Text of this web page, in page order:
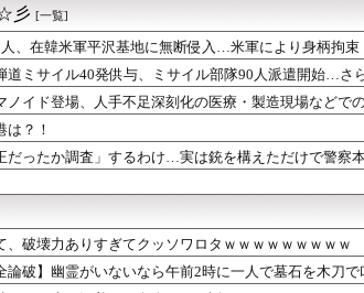
いぽいラジオ始まるっぽいよー！！」
通に作れるんか？
肉痛になった」
』←これｗｗｗｗｗｗｗｗｗｗｗｗｗｗｗｗｗｗ
プでトラックと衝突したドラレコが（ノ∇`）
判定は許さない」
烈な下ネタ音声が垂れ流される 全乗客困惑の音声...
法使い「……分かりました」
路に 財源5兆円見通し立たず
（いいちこ）をズボンのポケットに入れて万...
、一掃されるべき』2002年W杯の主役たちが苦...
で市の権力を奪った1967年1月
休めと言いつつ休むな」矛盾にネット呆れ
彡 [一覧]
、在韓米軍平沢基地に無断侵入…米軍により身柄拘束
道ミサイル40発供与、ミサイル部隊90人派遣開始…さ
ノイド登場、人手不足深刻化の医療・製造現場などで
は？！
ったか調査」するわけ…実は銃を構えただけで警察
、破壊力ありすぎてクッソワロタｗｗｗｗｗｗｗｗｗ
論破】幽霊がいないなら午前2時に一人で墓石を木刀